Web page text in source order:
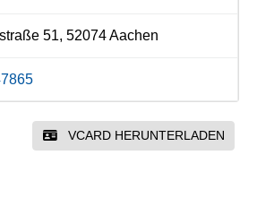
51, 52074 Aachen
VCARD HERUNTERLADEN